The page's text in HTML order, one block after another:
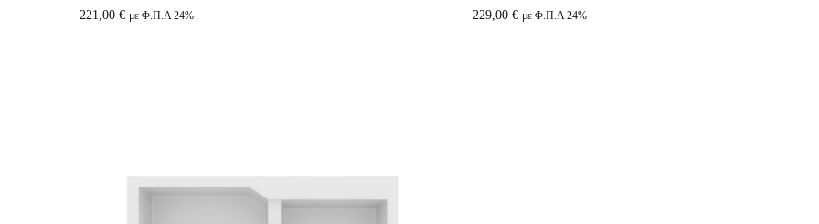
221,00 € με Φ.Π.Α 24% 229,00 € με Φ.Π.Α 24%